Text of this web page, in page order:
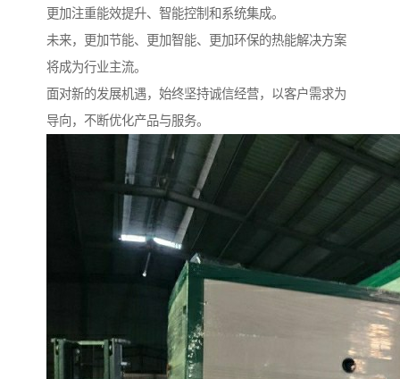
更加注重能效提升、智能控制和系统集成。
未来，更加节能、更加智能、更加环保的热能解决方案
将成为行业主流。
面对新的发展机遇，始终坚持诚信经营，以客户需求为
导向，不断优化产品与服务。